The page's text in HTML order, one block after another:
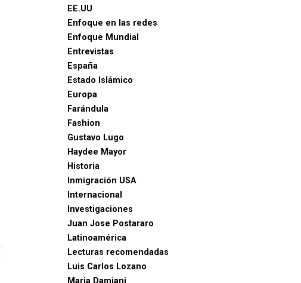
EE.UU
Enfoque en las redes
Enfoque Mundial
Entrevistas
España
Estado Islámico
Europa
Farándula
Fashion
Gustavo Lugo
Haydee Mayor
Historia
Inmigración USA
Internacional
Investigaciones
Juan Jose Postararo
Latinoamérica
Lecturas recomendadas
Luis Carlos Lozano
Maria Damiani